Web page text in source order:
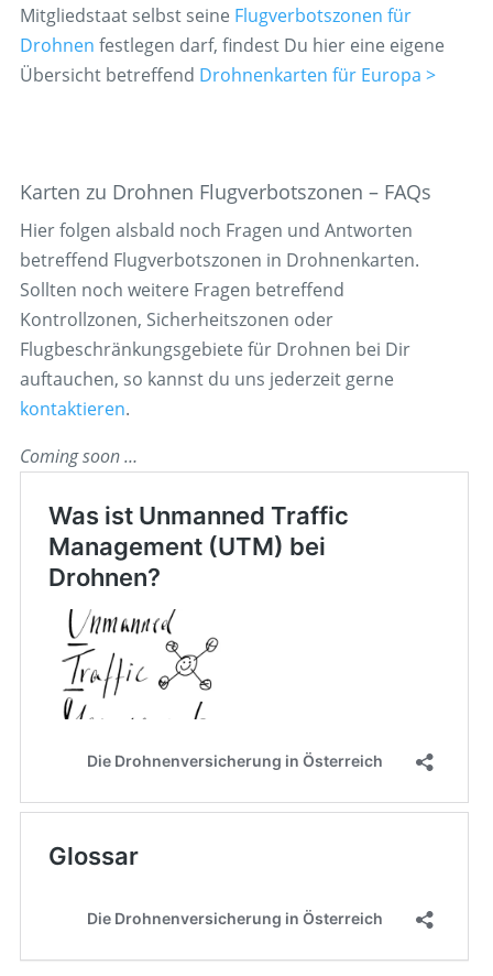
Mitgliedstaat selbst seine Flugverbotszonen für
Drohnen festlegen darf, findest Du hier eine eigene
Übersicht betreffend Drohnenkarten für Europa >
Karten zu Drohnen Flugverbotszonen – FAQs
Hier folgen alsbald noch Fragen und Antworten
betreffend Flugverbotszonen in Drohnenkarten.
Sollten noch weitere Fragen betreffend
Kontrollzonen, Sicherheitszonen oder
Flugbeschränkungsgebiete für Drohnen bei Dir
auftauchen, so kannst du uns jederzeit gerne
kontaktieren.
Coming soon …